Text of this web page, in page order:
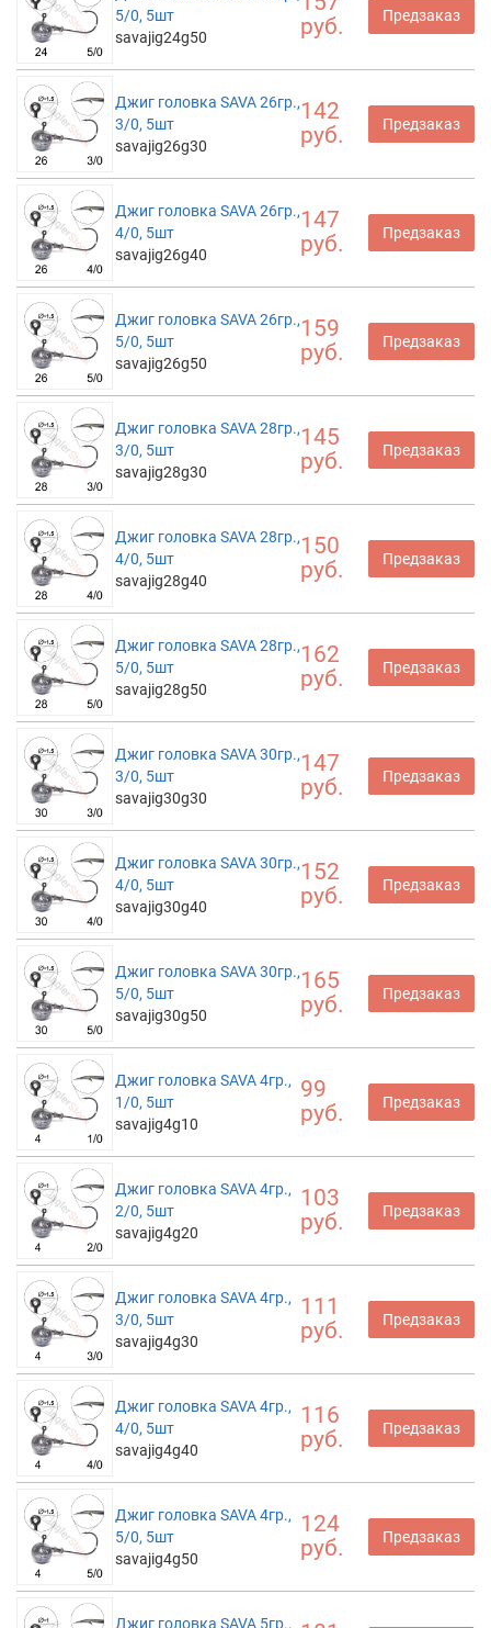
5/0, 5шт
savajig24g50
руб.
Предзаказ
Джиг головка SAVA 26гр.,
3/0, 5шт
savajig26g30
142
руб.
Предзаказ
Джиг головка SAVA 26гр.,
4/0, 5шт
savajig26g40
147
руб.
Предзаказ
Джиг головка SAVA 26гр.,
5/0, 5шт
savajig26g50
159
руб.
Предзаказ
Джиг головка SAVA 28гр.,
3/0, 5шт
savajig28g30
145
руб.
Предзаказ
Джиг головка SAVA 28гр.,
4/0, 5шт
savajig28g40
150
руб.
Предзаказ
Джиг головка SAVA 28гр.,
5/0, 5шт
savajig28g50
162
руб.
Предзаказ
Джиг головка SAVA 30гр.,
3/0, 5шт
savajig30g30
147
руб.
Предзаказ
Джиг головка SAVA 30гр.,
4/0, 5шт
savajig30g40
152
руб.
Предзаказ
Джиг головка SAVA 30гр.,
5/0, 5шт
savajig30g50
165
руб.
Предзаказ
Джиг головка SAVA 4гр.,
1/0, 5шт
savajig4g10
99
руб.
Предзаказ
Джиг головка SAVA 4гр.,
2/0, 5шт
savajig4g20
103
руб.
Предзаказ
Джиг головка SAVA 4гр.,
3/0, 5шт
savajig4g30
111
руб.
Предзаказ
Джиг головка SAVA 4гр.,
4/0, 5шт
savajig4g40
116
руб.
Предзаказ
Джиг головка SAVA 4гр.,
5/0, 5шт
savajig4g50
124
руб.
Предзаказ
Джиг головка SAVA 5гр.,